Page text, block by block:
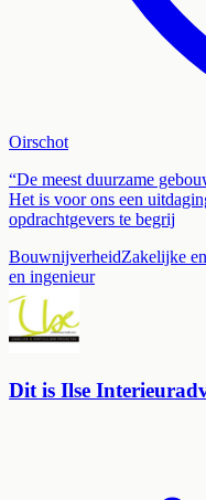
Oirschot
“De meest duurzame
Het is voor ons een
opdrachtgevers te begrij
BouwnijverheidZakelijke
en ingenieur
Dit is Ilse